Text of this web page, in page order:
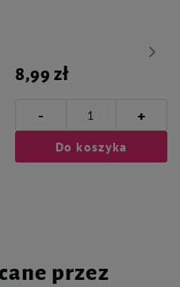
8,99 zł
- +
Do koszyka
przez